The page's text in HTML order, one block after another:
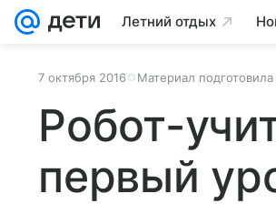
Летний отдых
7 октября 2016 Материал
Робот-
первый